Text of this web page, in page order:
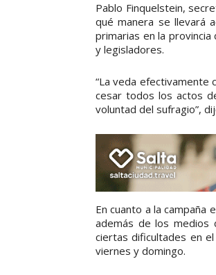
Pablo Finquelstein,
qué manera se llevará
primarias en la
y legisladores.
“La veda efectivamente
cesar todos los actos
voluntad del sufragio”,
En cuanto a la campaña
además de los medios
ciertas dificultades en
viernes y domingo.